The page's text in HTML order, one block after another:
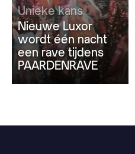
Unieke kans
Nieuwe Luxor
wordt één nacht
een rave tijdens
PAARDENRAVE